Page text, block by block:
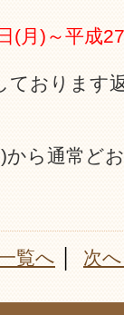
月)～平成
ております
から通常ど
覧へ 次